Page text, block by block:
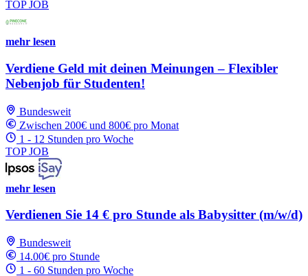
TOP JOB
mehr lesen
Verdiene Geld mit deinen Meinungen – Flexibler
Nebenjob für Studenten!
Bundesweit
Zwischen 200€ und 800€ pro Monat
1 - 12 Stunden pro Woche
TOP JOB
mehr lesen
Verdienen Sie 14 € pro Stunde als Babysitter (m/w/d)
Bundesweit
14.00€ pro Stunde
1 - 60 Stunden pro Woche